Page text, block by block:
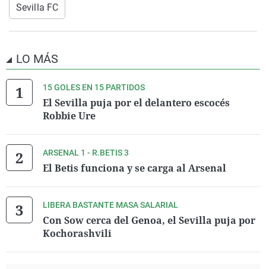
Sevilla FC
LO MÁS
15 GOLES EN 15 PARTIDOS
El Sevilla puja por el delantero escocés
Robbie Ure
ARSENAL 1 - R.BETIS 3
El Betis funciona y se carga al Arsenal
LIBERA BASTANTE MASA SALARIAL
Con Sow cerca del Genoa, el Sevilla puja por
Kochorashvili